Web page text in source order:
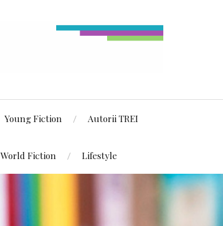
Young Fiction Autorii TREI
Fiction Lifestyle